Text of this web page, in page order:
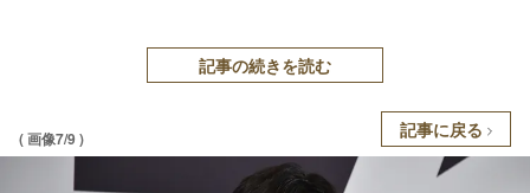
記事の続きを読む
( 画像7/9 ) 記事に戻る